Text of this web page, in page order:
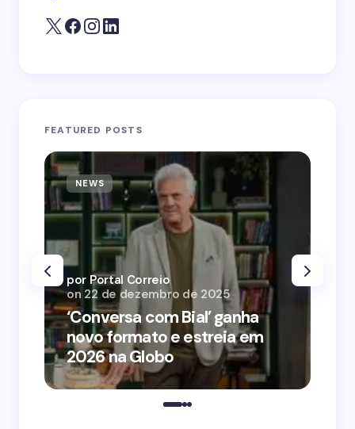
FEATURED POSTS
NEWS
‘Conversa com Bial’ ganha
novo formato e estreia em
2026 na Globo
por Portal Correio
on 22 de dezembro de 2025